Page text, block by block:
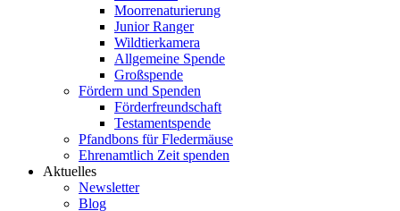
Moorrenaturierung
Junior Ranger
Wildtierkamera
Allgemeine Spende
Großspende
Fördern und Spenden
Förderfreundschaft
Testamentspende
Pfandbons für Fledermäuse
Ehrenamtlich Zeit spenden
Aktuelles
Newsletter
Blog